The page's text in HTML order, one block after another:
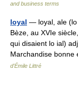
and business terms
loyal — loyal, ale (lo
Bèze, au XVIe
qui disaient lo ial)
Marchandise
d'Émile Littré